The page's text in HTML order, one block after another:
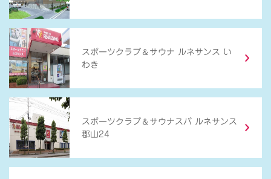
スポーツクラブ ＆ サウナ ルネサンス い
わき
スポーツクラブ ＆ サウナスパ ルネサンス
郡山24